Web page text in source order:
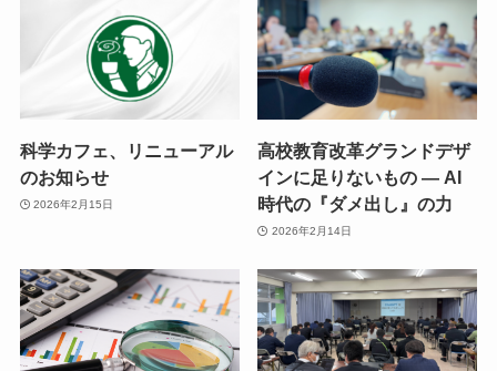
科学カフェ、リニューアル
のお知らせ
2026年2月15日
高校教育改革グランドデザ
インに足りないもの ― AI
時代の『ダメ出し』の力
2026年2月14日